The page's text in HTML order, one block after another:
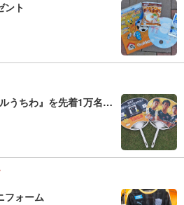
ント
うちわ』を先着1万名…
フォーム